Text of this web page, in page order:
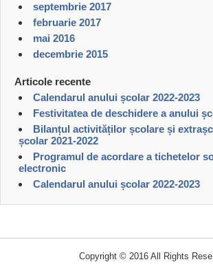
septembrie 2017
februarie 2017
mai 2016
decembrie 2015
Articole recente
Calendarul anului școlar 2022-2023
Festivitatea de deschidere a anului
Bilanțul activităților școlare și
școlar 2021-2022
Programul de acordare a tichetelor
electronic
Calendarul anului școlar 2022-2023
Copyright © 2016 All Rights